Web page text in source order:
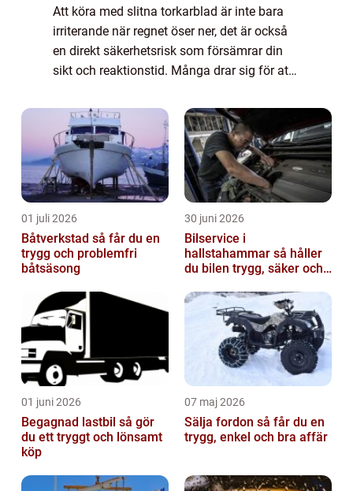
Att köra med slitna torkarblad är inte bara
irriterande när regnet öser ner, det är också
en direkt säkerhetsrisk som försämrar din
sikt och reaktionstid. Många drar sig för att
01 juli 2026
Båtverkstad så får du en
trygg och problemfri
båtsäsong
30 juni 2026
Bilservice i
hallstahammar så håller
du bilen trygg, säker och
01 juni 2026
Begagnad lastbil så gör
du ett tryggt och lönsamt
köp
07 maj 2026
Sälja fordon så får du en
trygg, enkel och bra affär